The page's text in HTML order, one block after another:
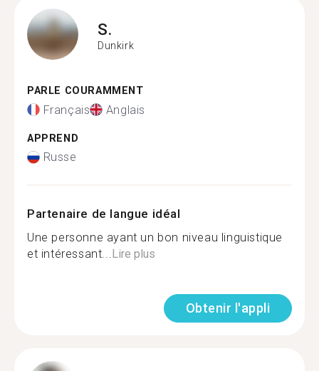
S.
Dunkirk
PARLE COURAMMENT
Français Anglais
APPREND
Russe
Partenaire de langue idéal
Une personne ayant un bon niveau linguistique
et intéressant...Lire plus
Obtenir l'appli